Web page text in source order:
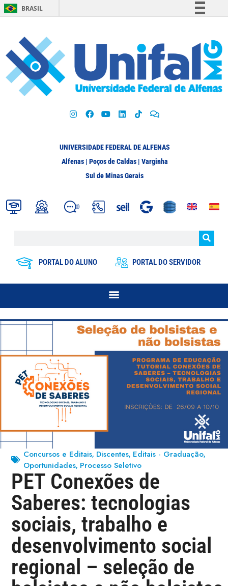
BRASIL
Participe
Acesso à informação
Legislação
UNIVERSIDADE FEDERAL DE ALFENAS
Alfenas | Poços de Caldas | Varginha
Sul de Minas Gerais
PORTAL DO ALUNO PORTAL DO SERVIDOR
Concursos e Editais, Discentes, Editais - Graduação,
Oportunidades, Processo Seletivo
PET Conexões de
Saberes: tecnologias
sociais, trabalho e
desenvolvimento social
regional – seleção de